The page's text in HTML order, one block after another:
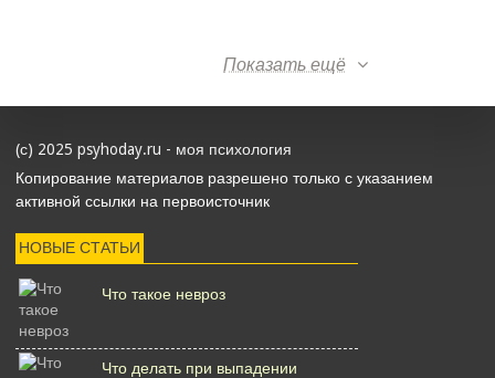
Показать ещё
(с) 2025 psyhoday.ru - моя психология
Копирование материалов разрешено только с указанием
активной ссылки на первоисточник
НОВЫЕ СТАТЬИ
Что такое невроз
Что делать при выпадении